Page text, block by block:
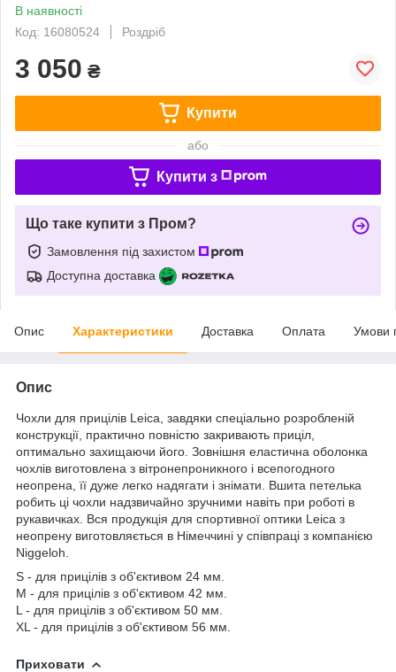
В наявності
Код: 16080524
Роздріб
3 050 ₴
Купити
або
Купити з
Що таке купити з Пром?
Замовлення під захистом
Доступна доставка
Опис Характеристики Доставка Оплата Умови
Опис
Чохли для прицілів Leica, завдяки спеціально розробленій
конструкції, практично повністю закривають приціл,
оптимально захищаючи його. Зовнішня еластична оболонка
чохлів виготовлена з вітронепроникного і всепогодного
неопрена, її дуже легко надягати і знімати. Вшита петелька
робить ці чохли надзвичайно зручними навіть при роботі в
рукавичках. Вся продукція для спортивної оптики Leica з
неопрену виготовляється в Німеччині у співпраці з компанією
Niggeloh.
S - для прицілів з об'єктивом 24 мм.
М - для прицілів з об'єктивом 42 мм.
L - для прицілів з об'єктивом 50 мм.
ХL - для прицілів з об'єктивом 56 мм.
Приховати